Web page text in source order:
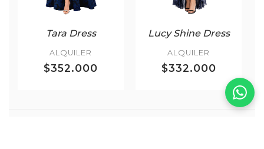
Tara Dress
ALQUILER
$352.000
Lucy Shine Dress
ALQUILER
$332.000